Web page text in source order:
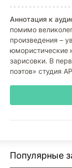
Аннотация к
помимо
произведения –
юмористические
зарисовки. В
поэтов» студия
Популярные